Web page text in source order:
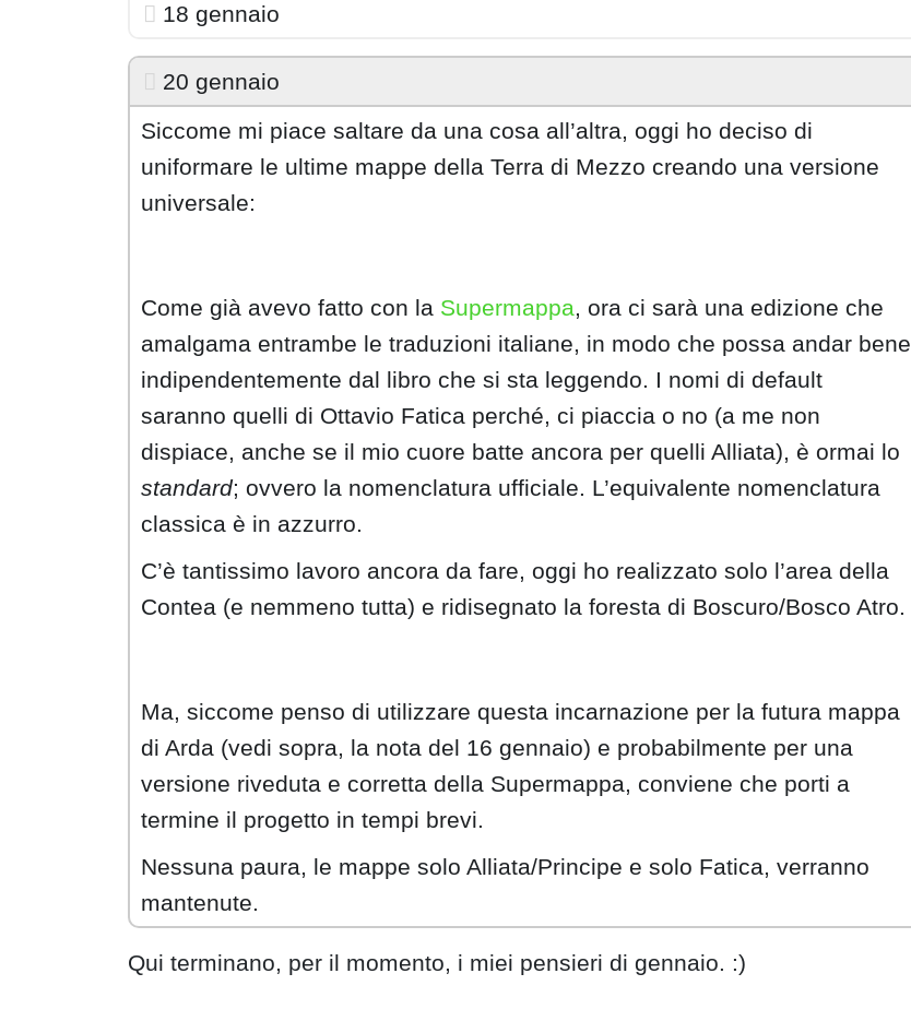
18 gennaio
20 gennaio
Siccome mi piace saltare da una cosa all’altra, oggi ho deciso di
uniformare le ultime mappe della Terra di Mezzo creando una versione
universale:
Come già avevo fatto con la Supermappa, ora ci sarà una edizione che
amalgama entrambe le traduzioni italiane, in modo che possa andar bene
indipendentemente dal libro che si sta leggendo. I nomi di default
saranno quelli di Ottavio Fatica perché, ci piaccia o no (a me non
dispiace, anche se il mio cuore batte ancora per quelli Alliata), è ormai lo
standard; ovvero la nomenclatura ufficiale. L’equivalente nomenclatura
classica è in azzurro.
C’è tantissimo lavoro ancora da fare, oggi ho realizzato solo l’area della
Contea (e nemmeno tutta) e ridisegnato la foresta di Boscuro/Bosco Atro.
Ma, siccome penso di utilizzare questa incarnazione per la futura mappa
di Arda (vedi sopra, la nota del 16 gennaio) e probabilmente per una
versione riveduta e corretta della Supermappa, conviene che porti a
termine il progetto in tempi brevi.
Nessuna paura, le mappe solo Alliata/Principe e solo Fatica, verranno
mantenute.
Qui terminano, per il momento, i miei pensieri di gennaio. :)